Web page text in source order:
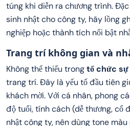
túng khi diễn ra chương trình.
sinh nhật cho công ty, hãy lồng
nghiệp hoặc thành tích nổi bật
Trang trí không gian và
Không thể thiếu trongtổ chức sự
trang trí. Đây là yếu tố đầu tiên
khách mời. Với cá nhân, phong
độ tuổi, tính cách (dễ thương, cổ
nhật công ty, nên dùng tone màu